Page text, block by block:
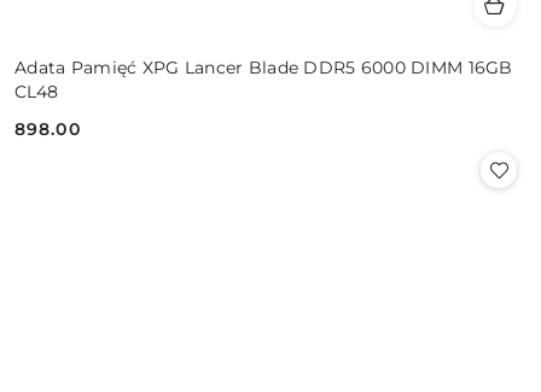
Adata Pamięć XPG Lancer Blade DDR5 6000 DIMM 16GB
CL48
Cena:
898.00